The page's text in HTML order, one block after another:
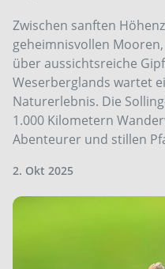
Zwischen sanften
geheimnisvollen
über aussichtsreiche
Weserberglands wartet
Naturerlebnis. Die
1.000 Kilometern
Abenteurer und stillen
2. Okt 2025